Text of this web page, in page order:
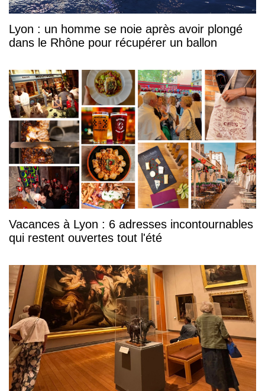
Lyon : un homme se noie après avoir plongé
dans le Rhône pour récupérer un ballon
Vacances à Lyon : 6 adresses incontournables
qui restent ouvertes tout l'été